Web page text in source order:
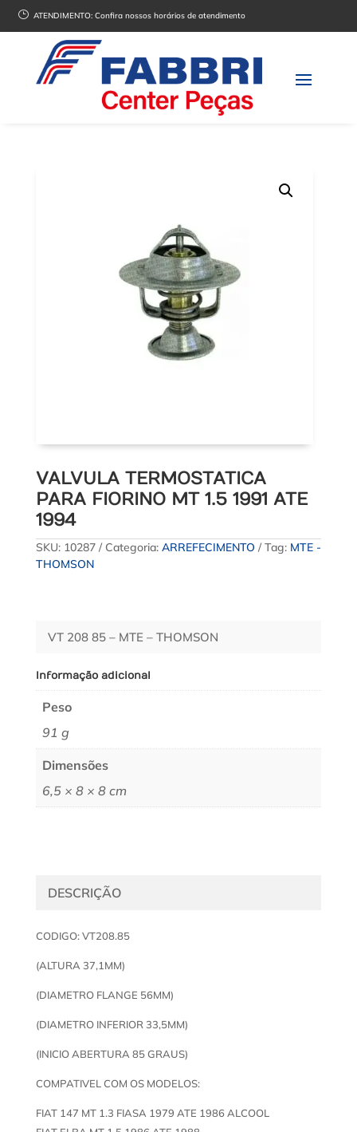
} ATENDIMENTO:Confira nossos horários de atendimento
VALVULA TERMOSTATICA
PARA FIORINO MT 1.5 1991 ATE
1994
SKU: 10287 Categoria: ARREFECIMENTO Tag: MTE -
THOMSON
VT 208 85 – MTE – THOMSON
Informação adicional
Peso
91 g
Dimensões
6,5 × 8 × 8 cm
DESCRIÇÃO
CODIGO: VT208.85
(ALTURA 37,1MM)
(DIAMETRO FLANGE 56MM)
(DIAMETRO INFERIOR 33,5MM)
(INICIO ABERTURA 85 GRAUS)
COMPATIVEL COM OS MODELOS:
FIAT 147 MT 1.3 FIASA 1979 ATE 1986 ALCOOL